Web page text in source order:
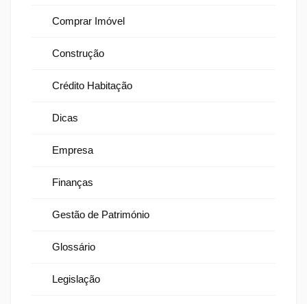
Comprar Imóvel
Construção
Crédito Habitação
Dicas
Empresa
Finanças
Gestão de Património
Glossário
Legislação